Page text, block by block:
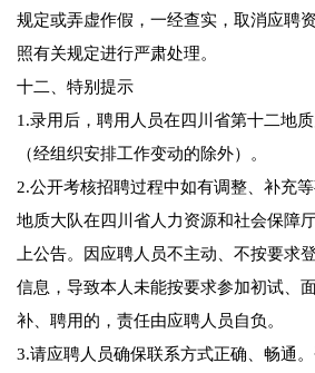
规定或弄虚作假，一经查实，取消应聘
照有关规定进行严肃处理。
十二、特别提示
1.录用后，聘用人员在四川省第十二地
（经组织安排工作变动的除外）。
2.公开考核招聘过程中如有调整、补充
地质大队在四川省人力资源和社会保障
上公告。因应聘人员不主动、不按要求
信息，导致本人未能按要求参加初试、
补、聘用的，责任由应聘人员自负。
3.请应聘人员确保联系方式正确、畅通